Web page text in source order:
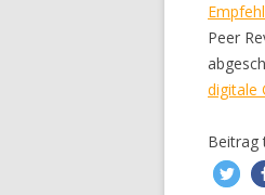
Peer
digitale
Beitrag